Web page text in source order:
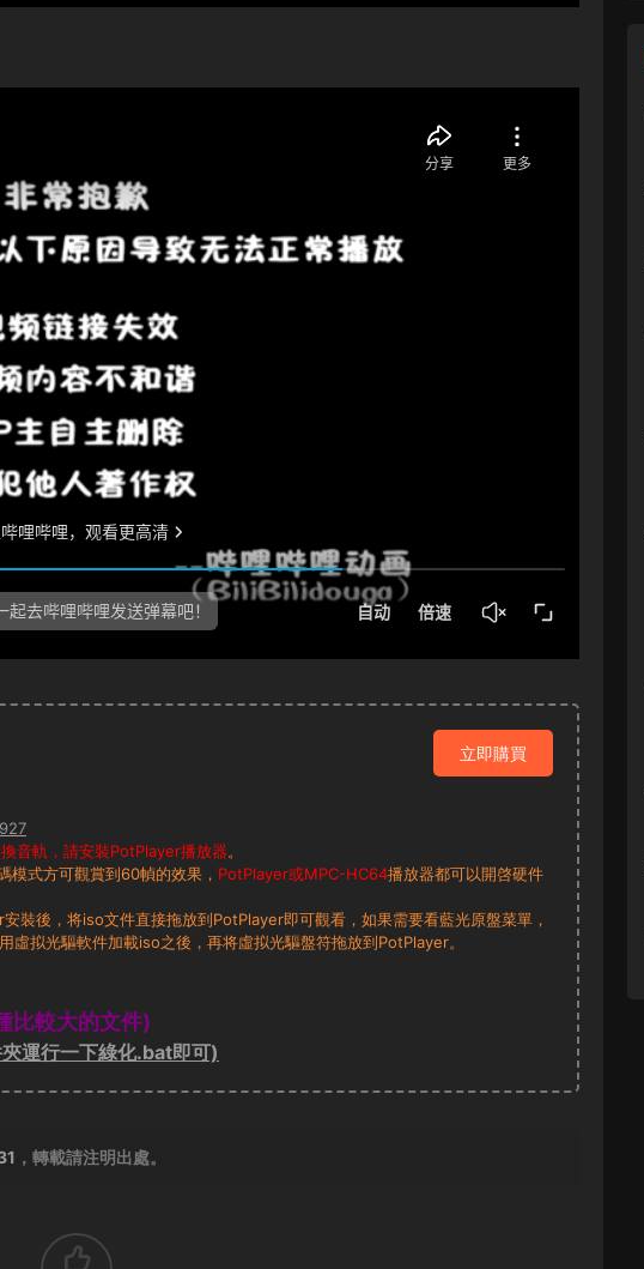
立即購買
音軌，請安裝PotPlayer播放器。
模式方可觀賞到60幀的效果， PotPlayer或MPC-HC64播放器都可以開啓硬件
裝後，将iso文件直接拖放到PotPlayer即可觀看，如果需要看藍光原盤菜單，
拟光驅軟件加載iso之後，再将虛拟光驅盤符拖放到PotPlayer。
比較大的文件)
運行一下綠化.bat即可)
，轉載請注明出處。